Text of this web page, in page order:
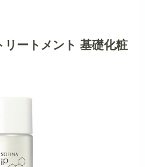
ートメント 基礎化粧